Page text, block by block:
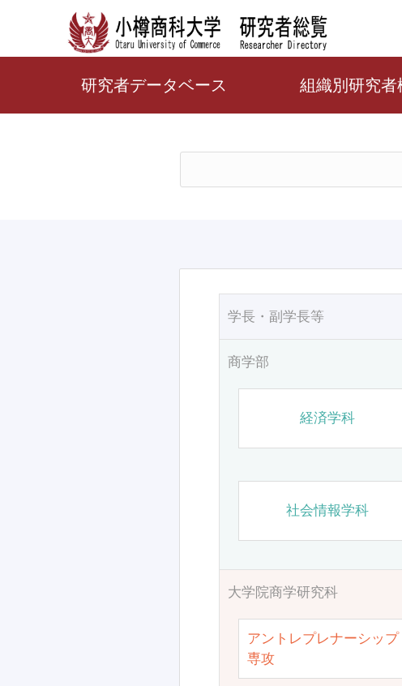
研究者データベース 組織別研究者
学長・副学長等
商学部
経済学科
社会情報学科
大学院商学研究科
アントレプレナーシップ
専攻